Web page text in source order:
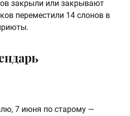
закрыли или закрывают
переместили 14 слонов в
7 июня по старому —